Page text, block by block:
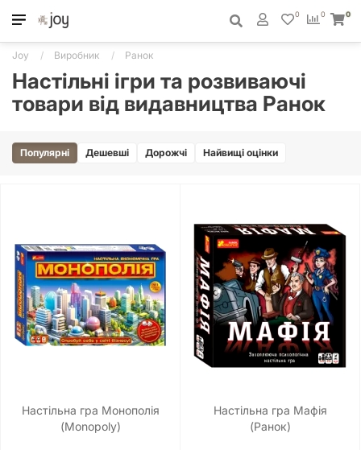
0
0 0
Joy Виробник Ранок
Настільні ігри та розвиваючі
товари від видавництва Ранок
Популярні Дешевші Дорожчі Найвищі оцінки
Настільна гра Монополія
(Monopoly)
Настільна гра Мафія
(Ранок)